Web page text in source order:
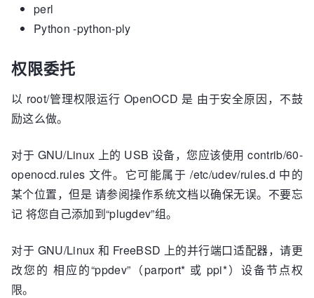
perl
Python -python-ply
权限委托
以 root/管理权限运行 OpenOCD 是 由于安全原因，不鼓
励这么做。
对于 GNU/Linux 上的 USB 设备，您应该使用 contrib/60-
openocd.rules 文件。它可能属于 /etc/udev/rules.d 中的
某个位置，但是 请参阅操作系统文档以确保无误。不要忘
记 将您自己添加到“plugdev”组。
对于 GNU/Linux 和 FreeBSD 上的并行端口适配器，请更
改您的 相应的“ppdev”（parport* 或 ppi*）设备节点权
限。